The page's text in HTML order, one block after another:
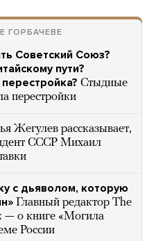
ГОРБАЧЕВЕ
Советский Союз?
пути?
Стыдные
перестройки
Жегулев рассказывает,
СССР Михаил
с дьяволом, которую
Главный редактор The
— о книге «Могила
России